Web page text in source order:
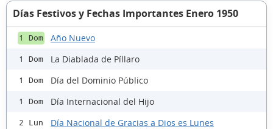
Días Festivos y Fechas Importantes Enero 1950
1 Dom Año Nuevo
1 Dom La Diablada de Píllaro
1 Dom Día del Dominio Público
1 Dom Día Internacional del Hijo
2 Lun Día Nacional de Gracias a Dios es Lunes